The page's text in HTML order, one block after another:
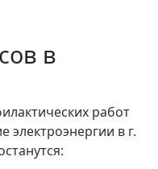
в
работ
электроэнергии в г.